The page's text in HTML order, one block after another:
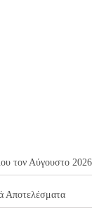
τον Αύγουστο 2026
Αποτελέσματα